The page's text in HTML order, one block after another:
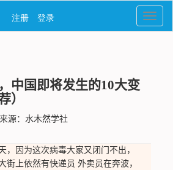
中国即将发生的10大变
）
源：水木然学社
，因为这次病毒大家又闭门不出，
街上依然有快递员 外卖员在奔波，